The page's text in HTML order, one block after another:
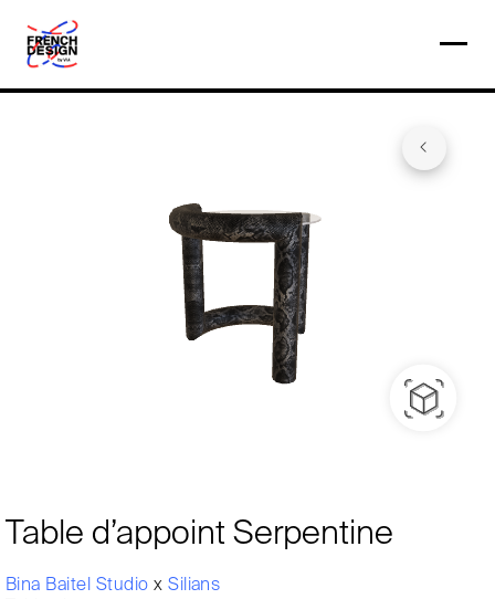
Table d’appoint Serpentine
Bina Baitel StudioxSilians